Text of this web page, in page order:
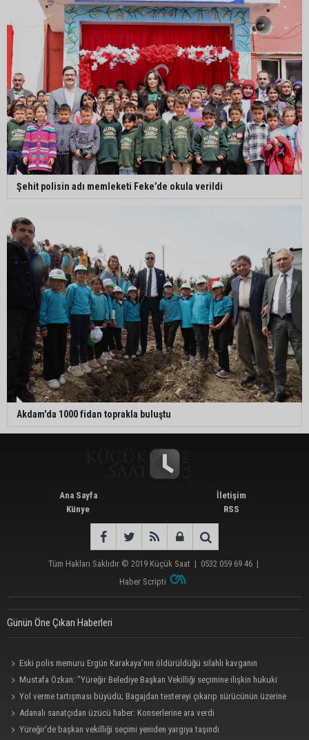
Şehit polisin adı memleketi Feke’de okula verildi
Akdam'da 1000 fidan toprakla buluştu
Ana Sayfa
Künye
İletişim
RSS
Tüm Hakları Saklıdır © 2019 Küçük Saat | 0532 059 69 46 |
Haber Scripti
Günün Öne Çıkan Haberleri
Eski polis memuru Ergün Karakaya’nın öldürüldüğü silahlı kavganın
görüntüleri ortaya çıktı
Mustafa Özkan: "Yüreğir Belediye Başkan Vekilliği seçimine ilişkin hukuki
süreç başlatıldı"
Yol verme tartışması büyüdü; Bagajdan testereyi çıkarıp sürücünün üzerine
yürüdü
Adanalı sanatçıdan üzücü haber: Konserlerine ara verdi
Yüreğir’de başkan vekilliği seçimi yeniden yargıya taşındı